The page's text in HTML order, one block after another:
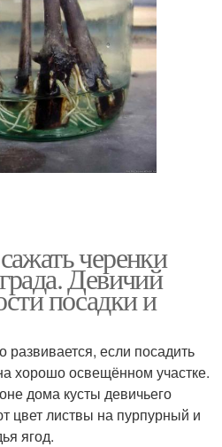
черенки
Девичий
посадки и
если посадить
хорошо освещённом участке.
дома кусты девичьего
цвет листвы на пурпурный и
ягод.